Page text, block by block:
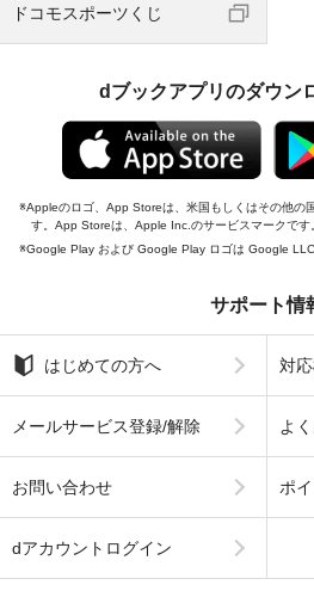
ドコモスポーツくじ
dブックアプリのダウン
Appleのロゴ、App Storeは、米国もしくはその他の
す。App Storeは、Apple Inc.のサービスマークです
Google Play および Google Play ロゴは Google LLC
サポート情
はじめての方へ 対
メールサービス登録/解除 よ
お問い合わせ ポ
dアカウントログイン